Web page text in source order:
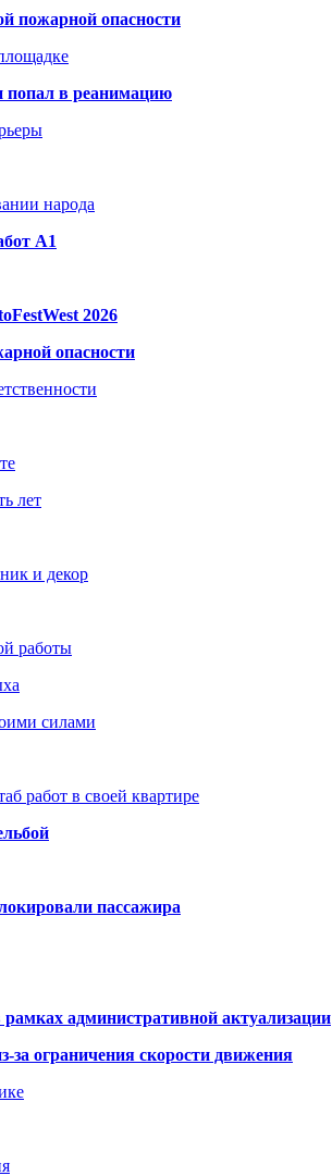
пожарной опасности
попал в реанимацию
народа
A1
2026
опасности
лет
и декор
работы
силами
работ в своей квартире
пассажира
административной актуализации
ограничения скорости движения